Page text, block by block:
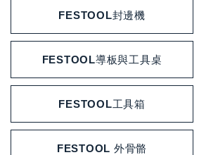
FESTOOL封邊機
FESTOOL導板與工具桌
FESTOOL工具箱
FESTOOL 外骨骼